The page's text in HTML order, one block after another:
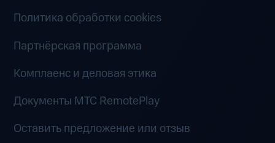
Политика обработки cookies
Партнёрская программа
Комплаенс и деловая этика
Документы MTC RemotePlay
Оставить предложение или отзыв